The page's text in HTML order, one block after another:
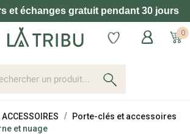
échanges gratuit pendant 30 jours
0
ACCESSOIRES
Porte-clés et accessoires
et nuage